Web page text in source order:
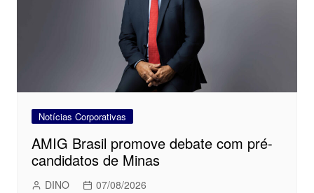
Notícias Corporativas
AMIG Brasil promove debate com pré-
candidatos de Minas
DINO 07/08/2026